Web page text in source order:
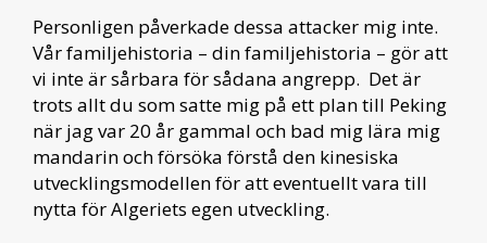
Personligen påverkade dessa attacker mig inte.
Vår familjehistoria – din familjehistoria – gör att
vi inte är sårbara för sådana angrepp. Det är
trots allt du som satte mig på ett plan till Peking
när jag var 20 år gammal och bad mig lära mig
mandarin och försöka förstå den kinesiska
utvecklingsmodellen för att eventuellt vara till
nytta för Algeriets egen utveckling.